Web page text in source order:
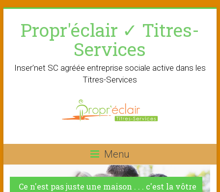
contentPropr'éclair ✓ Titres-
Services
Inser'net SC agréée entreprise sociale active dans les
Titres-Services
Menu
Ce n'est pas juste une maison . . . c'est la vôtre